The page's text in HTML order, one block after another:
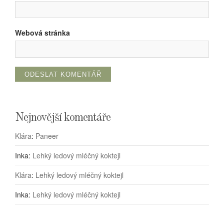
Webová stránka
Nejnovější komentáře
Klára: Paneer
Inka: Lehký ledový mléčný koktejl
Klára: Lehký ledový mléčný koktejl
Inka: Lehký ledový mléčný koktejl